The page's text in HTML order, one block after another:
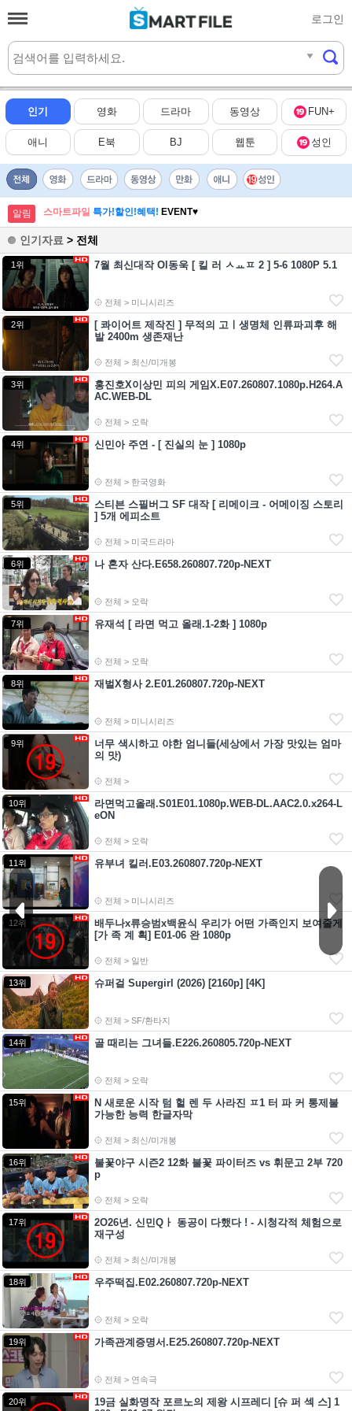
로그인
실시간HOT
인기 영화 드라마 동영상 FUN+
애니 E북 BJ 웹툰 성인
알림 스마트파일 특가!할인!혜택! EVENT♥
인기자료 > 전체
1위 7월 최신대작 Ol동욱 [ 킬 러 ㅅㅛㅍ 2 ] 5-6 1080P 5.1
전체 > 미니시리즈
2위
[ 콰이어트 제작진 ] 무적의 고ㅣ생명체 인류파괴후 해
발 2400m 생존재난
전체 > 최신/미개봉
3위
홍진호X이상민 피의 게임X.E07.260807.1080p.H264.A
AC.WEB-DL
전체 > 오락
4위 신민아 주연 - [ 진실의 눈 ] 1080p
전체 > 한국영화
5위
스티븐 스필버그 SF 대작 [ 리메이크 - 어메이징 스토리
] 5개 에피소트
전체 > 미국드라마
6위 나 혼자 산다.E658.260807.720p-NEXT
전체 > 오락
7위 유재석 [ 라면 먹고 올래.1-2화 ] 1080p
전체 > 오락
8위 재벌X형사 2.E01.260807.720p-NEXT
전체 > 미니시리즈
9위
너무 색시하고 야한 엄니들(세상에서 가장 맛있는 엄마
의 맛)
전체 >
10위
라면먹고올래.S01E01.1080p.WEB-DL.AAC2.0.x264-L
eON
전체 > 오락
11위 유부녀 킬러.E03.260807.720p-NEXT
전체 > 미니시리즈
12위
배두나x류승범x백윤식 우리가 어떤 가족인지 보여줄게
[가 족 계 획] E01-06 완 1080p
전체 > 일반
13위 슈퍼걸 Supergirl (2026) [2160p] [4K]
전체 > SF/환타지
14위 골 때리는 그녀들.E226.260805.720p-NEXT
전체 > 오락
15위
N 새로운 시작 텀 헐 렌 두 사라진 ㅍ1 터 파 커 통제불
가능한 능력 한글자막
전체 > 최신/미개봉
16위
불꽃야구 시즌2 12화 불꽃 파이터즈 vs 휘문고 2부 720
p
전체 > 오락
17위
2O26년. 신민Qㅏ 동공이 다했다 ! - 시청각적 체험으로
재구성
전체 > 최신/미개봉
18위 우주떡집.E02.260807.720p-NEXT
전체 > 오락
19위 가족관계증명서.E25.260807.720p-NEXT
전체 > 연속극
20위
19금 실화명작 포르노의 제왕 시프레디 [슈 퍼 섹 스] 1